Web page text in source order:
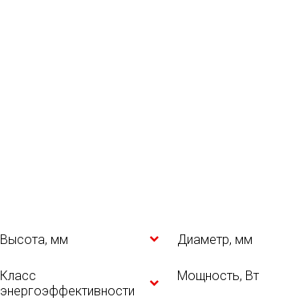
Высота, мм Диаметр, мм
Класс
энергоэффективности
Мощность, Вт